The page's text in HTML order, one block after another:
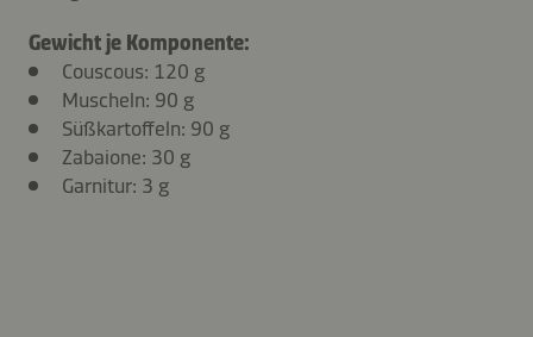
Gewicht je Komponente:
Couscous: 120 g
Muscheln: 90 g
Süßkartoffeln: 90 g
Zabaione: 30 g
Garnitur: 3 g